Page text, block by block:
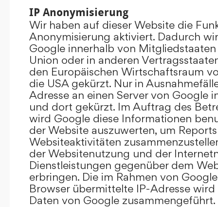
IP Anonymisierung
Wir haben auf dieser Website die
Anonymisierung aktiviert. Dadurch
Google innerhalb von
Union oder in anderen
den Europäischen Wirtschaftsraum
die USA gekürzt. Nur in
Adresse an einen Server von Google
und dort gekürzt. Im Auftrag des
wird Google diese Informationen
der Website auszuwerten, um
Websiteaktivitäten
der Websitenutzung und der
Dienstleistungen gegenüber dem
erbringen. Die im Rahmen von
Browser übermittelte IP-Adresse
Daten von Google zusammengeführt.